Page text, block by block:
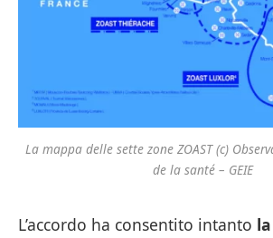
La mappa delle sette zone ZOAST (c)
de la santé – GEIE
L’accordo ha consentito intanto